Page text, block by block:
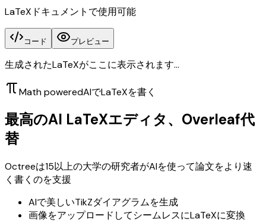
LaTeXドキュメントで使用可能
コード プレビュー
生成されたLaTeXがここに表示されます...
Math poweredAIでLaTeXを書く
最高のAI LaTeXエディタ、Overleaf代
替
Octreeは15以上の大学の研究者がAIを使って論文をより速
く書くのを支援
AIで美しいTikZダイアグラムを生成
画像をアップロードしてシームレスにLaTeXに変換